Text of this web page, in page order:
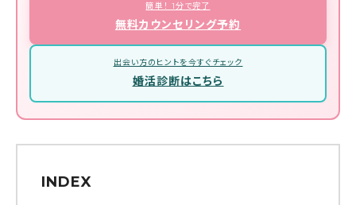
簡単！ 1分で完了
無料カウンセリング予約
出会い方のヒントを今すぐチェック
婚活診断はこちら
INDEX